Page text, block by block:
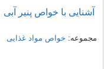
آشنایی با خواص پنیر آبی
مجموعه: خواص مواد غذایی